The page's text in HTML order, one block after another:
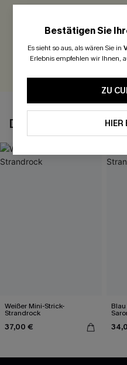
Seien Sie der
DAS KÖNNTE IHNEN
Weißer Mini-Strick-
Strandrock
37,00 €
Bestätigen Sie
Es sieht so aus, als wären Sie in
Erlebnis empfehlen wir Ihnen,
ZU
HIER